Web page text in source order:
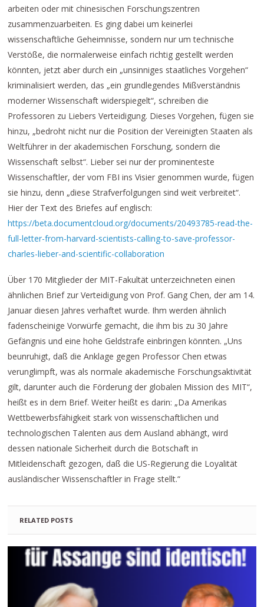
arbeiten oder mit chinesischen Forschungszentren
zusammenzuarbeiten. Es ging dabei um keinerlei
wissenschaftliche Geheimnisse, sondern nur um technische
Verstöße, die normalerweise einfach richtig gestellt werden
könnten, jetzt aber durch ein „unsinniges staatliches Vorgehen“
kriminalisiert werden, das „ein grundlegendes Mißverständnis
moderner Wissenschaft widerspiegelt“, schreiben die
Professoren zu Liebers Verteidigung. Dieses Vorgehen, fügen sie
hinzu, „bedroht nicht nur die Position der Vereinigten Staaten als
Weltführer in der akademischen Forschung, sondern die
Wissenschaft selbst“. Lieber sei nur der prominenteste
Wissenschaftler, der vom FBI ins Visier genommen wurde, fügen
sie hinzu, denn „diese Strafverfolgungen sind weit verbreitet“.
Hier der Text des Briefes auf englisch:
https://beta.documentcloud.org/documents/20493785-read-the-
full-letter-from-harvard-scientists-calling-to-save-professor-
charles-lieber-and-scientific-collaboration
Über 170 Mitglieder der MIT-Fakultät unterzeichneten einen
ähnlichen Brief zur Verteidigung von Prof. Gang Chen, der am 14.
Januar diesen Jahres verhaftet wurde. Ihm werden ähnlich
fadenscheinige Vorwürfe gemacht, die ihm bis zu 30 Jahre
Gefängnis und eine hohe Geldstrafe einbringen könnten. „Uns
beunruhigt, daß die Anklage gegen Professor Chen etwas
verunglimpft, was als normale akademische Forschungsaktivität
gilt, darunter auch die Förderung der globalen Mission des MIT“,
heißt es in dem Brief. Weiter heißt es darin: „Da Amerikas
Wettbewerbsfähigkeit stark von wissenschaftlichen und
technologischen Talenten aus dem Ausland abhängt, wird
dessen nationale Sicherheit durch die Botschaft in
Mitleidenschaft gezogen, daß die US-Regierung die Loyalität
ausländischer Wissenschaftler in Frage stellt.“
RELATED POSTS